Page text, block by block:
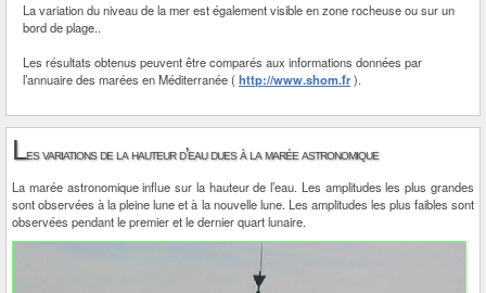
La variation du niveau de la mer est également visible en zone rocheuse ou sur un
bord de plage..
Les résultats obtenus peuvent être comparés aux informations données par
l’annuaire des marées en Méditerranée ( http://www.shom.fr).
Les variations de la hauteur d’eau dues à la marée astronomique
La marée astronomique influe sur la hauteur de l’eau. Les amplitudes les plus grandes
sont observées à la pleine lune et à la nouvelle lune. Les amplitudes les plus faibles sont
observées pendant le premier et le dernier quart lunaire.